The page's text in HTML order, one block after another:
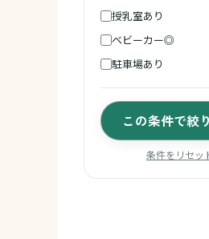
授乳室あり
ベビーカー◎
駐車場あり
この条件で絞
条件をリセッ